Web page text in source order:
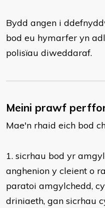
Bydd angen i
bod eu hymarfer yn
polisïau diweddaraf.
Meini prawf
Mae'n rhaid eich bod
1. sicrhau bod yr
anghenion y cleient o
paratoi amgylchedd,
driniaeth, gan sicrhau